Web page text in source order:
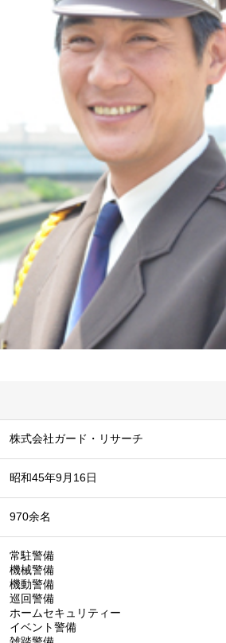
株式会社ガード・リサーチ
昭和45年9月16日
970余名
常駐警備
機械警備
機動警備
巡回警備
ホームセキュリティー
イベント警備